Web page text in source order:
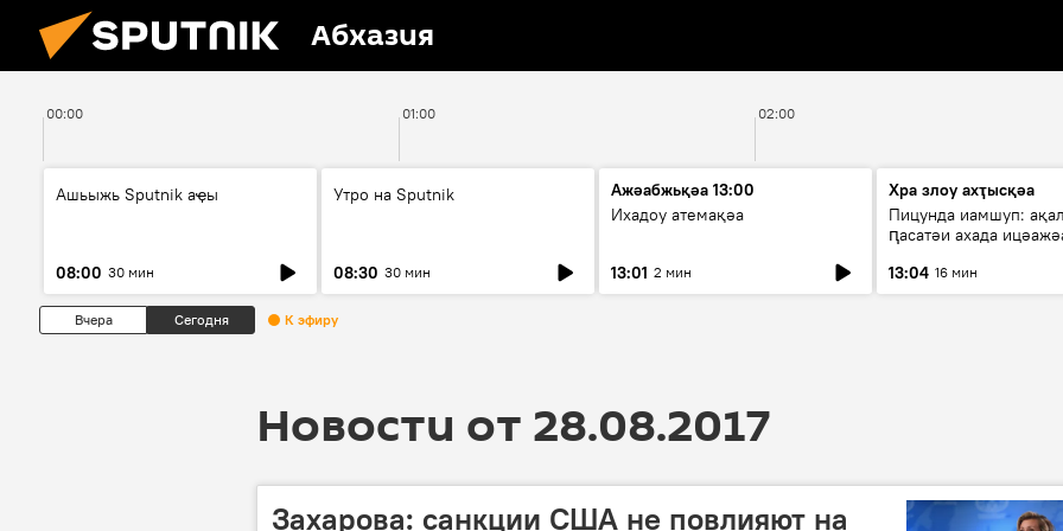
Абхазия
00:00 01:00 02:00
Ашьыжь Sputnik аҿы
08:00 30 мин
Утро на Sputnik
08:30 30 мин
Ажәабжьқәа 13:00
Ихадоу атемақәа
13:01 2 мин
Хра злоу ахҭысқәа
Пицунда иамшуп:
ԥасатәи ахада
13:04 16 мин
Вчера Сегодня К эфиру
Новости от 28.08.2017
Захарова: санкции США не повлияют на